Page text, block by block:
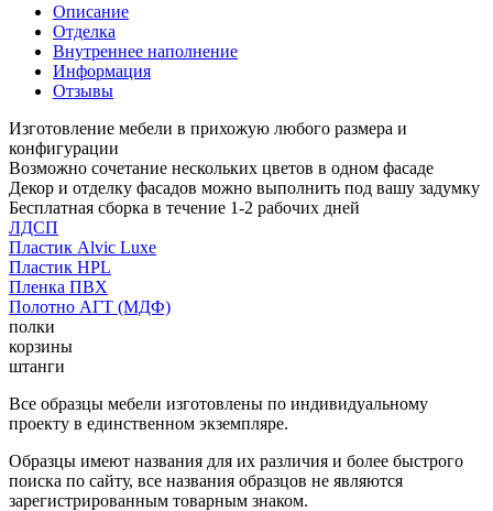
Описание
Отделка
Внутреннее наполнение
Информация
Отзывы
Изготовление мебели в прихожую любого размера и
конфигурации
Возможно сочетание нескольких цветов в одном фасаде
Декор и отделку фасадов можно выполнить под вашу задумку
Бесплатная сборка в течение 1-2 рабочих дней
ЛДСП
Пластик Alvic Luxe
Пластик HPL
Пленка ПВХ
Полотно АГТ (МДФ)
полки
корзины
штанги
Все образцы мебели изготовлены по индивидуальному
проекту в единственном экземпляре.
Образцы имеют названия для их различия и более быстрого
поиска по сайту, все названия образцов не являются
зарегистрированным товарным знаком.